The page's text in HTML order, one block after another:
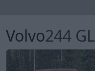
Volvo244 GL